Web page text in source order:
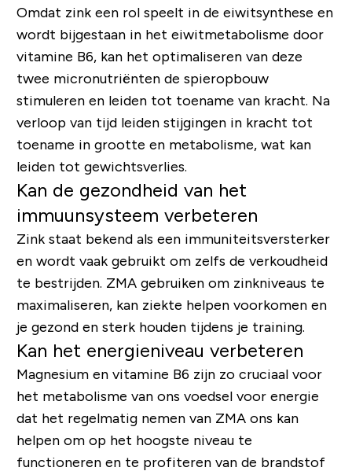
Omdat zink een rol speelt in de eiwitsynthese en
wordt bijgestaan ​​in het eiwitmetabolisme door
vitamine B6, kan het optimaliseren van deze
twee micronutriënten de spieropbouw
stimuleren en leiden tot toename van kracht. Na
verloop van tijd leiden stijgingen in kracht tot
toename in grootte en metabolisme, wat kan
leiden tot gewichtsverlies.
Kan de gezondheid van het
immuunsysteem verbeteren
Zink staat bekend als een immuniteitsversterker
en wordt vaak gebruikt om zelfs de verkoudheid
te bestrijden. ZMA gebruiken om zinkniveaus te
maximaliseren, kan ziekte helpen voorkomen en
je gezond en sterk houden tijdens je training.
Kan het energieniveau verbeteren
Magnesium en vitamine B6 zijn zo cruciaal voor
het metabolisme van ons voedsel voor energie
dat het regelmatig nemen van ZMA ons kan
helpen om op het hoogste niveau te
functioneren en te profiteren van de brandstof